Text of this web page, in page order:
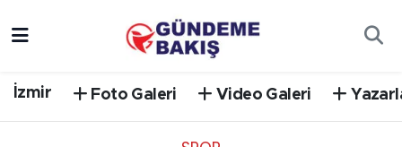
İzmir Foto Galeri Video Galeri